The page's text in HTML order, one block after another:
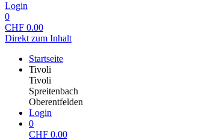
Login
0
CHF 0.00
Direkt zum Inhalt
Startseite
Tivoli
Tivoli
Spreitenbach
Oberentfelden
Login
0
CHF 0.00